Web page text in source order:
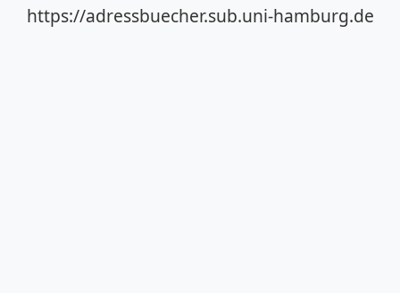
https://adressbuecher.sub.uni-hamburg.de